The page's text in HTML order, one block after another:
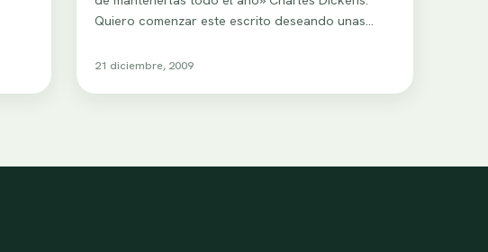
Quiero comenzar este escrito deseando unas
21 diciembre, 2009